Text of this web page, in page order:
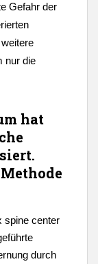
Gefahr der
nur die
hat
spine center
durch